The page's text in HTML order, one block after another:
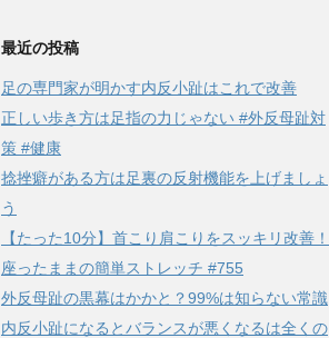
最近の投稿
足の専門家が明かす内反小趾はこれで改善
正しい歩き方は足指の力じゃない #外反母趾対
策 #健康
捻挫癖がある方は足裏の反射機能を上げましょ
う
【たった10分】首こり肩こりをスッキリ改善！
座ったままの簡単ストレッチ #755
外反母趾の黒幕はかかと？99%は知らない常識
内反小趾になるとバランスが悪くなるは全くの